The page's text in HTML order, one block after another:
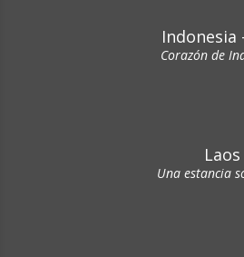
Indonesia
Corazón de
Laos
Una estancia